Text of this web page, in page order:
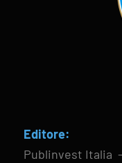
Editore:
Publinvest Italia –